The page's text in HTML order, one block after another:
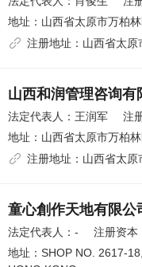
地址： 山西省太原市万柏
注册地址： 山西省太原
山西和润管理咨询有
法定代表人： 王润军 注
地址： 山西省太原市万柏
注册地址： 山西省太原
童心創作天地有限公
法定代表人： - 注册资本
地址： SHOP NO. 2617-